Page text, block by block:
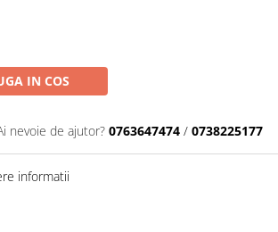
IN COS
nevoie de ajutor? 0763647474 / 0738225177
informatii